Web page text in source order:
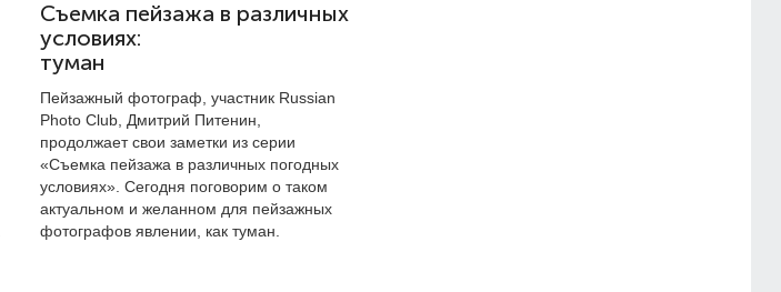
Съемка пейзажа в различных
условиях:
туман
Пейзажный фотограф, участник Russian
Photo Club, Дмитрий Питенин,
продолжает свои заметки из серии
«Съемка пейзажа в различных погодных
условиях». Сегодня поговорим о таком
актуальном и желанном для пейзажных
фотографов явлении, как туман.